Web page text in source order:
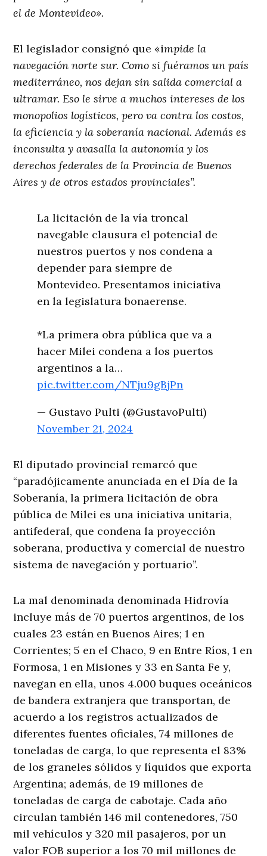
el de Montevideo».
El legislador consignó que «impide la
navegación norte sur. Como si fuéramos un país
mediterráneo, nos dejan sin salida comercial a
ultramar. Eso le sirve a muchos intereses de los
monopolios logísticos, pero va contra los costos,
la eficiencia y la soberanía nacional. Además es
inconsulta y avasalla la autonomía y los
derechos federales de la Provincia de Buenos
Aires y de otros estados provinciales”.
La licitación de la vía troncal
navegable clausura el potencial de
nuestros puertos y nos condena a
depender para siempre de
Montevideo. Presentamos iniciativa
en la legislatura bonaerense.
*La primera obra pública que va a
hacer Milei condena a los puertos
argentinos a la…
pic.twitter.com/NTju9gBjPn
— Gustavo Pulti (@GustavoPulti)
November 21, 2024
El diputado provincial remarcó que
“paradójicamente anunciada en el Día de la
Soberanía, la primera licitación de obra
pública de Milei es una iniciativa unitaria,
antifederal, que condena la proyección
soberana, productiva y comercial de nuestro
sistema de navegación y portuario”.
La mal denominada denominada Hidrovía
incluye más de 70 puertos argentinos, de los
cuales 23 están en Buenos Aires; 1 en
Corrientes; 5 en el Chaco, 9 en Entre Ríos, 1 en
Formosa, 1 en Misiones y 33 en Santa Fe y,
navegan en ella, unos 4.000 buques oceánicos
de bandera extranjera que transportan, de
acuerdo a los registros actualizados de
diferentes fuentes oficiales, 74 millones de
toneladas de carga, lo que representa el 83%
de los graneles sólidos y líquidos que exporta
Argentina; además, de 19 millones de
toneladas de carga de cabotaje. Cada año
circulan también 146 mil contenedores, 750
mil vehículos y 320 mil pasajeros, por un
valor FOB superior a los 70 mil millones de